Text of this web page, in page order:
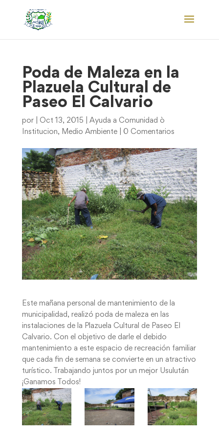
Poda de Maleza en la
Plazuela Cultural de
Paseo El Calvario
por Oct 13, 2015
Ayuda a Comunidad ò
Institucion, Medio Ambiente| 0 Comentarios
Este mañana personal de mantenimiento de la
municipalidad, realizó poda de maleza en las
instalaciones de la Plazuela Cultural de Paseo El
Calvario. Con el objetivo de darle el debido
mantenimiento a este espacio de recreación familiar
que cada fin de semana se convierte en un atractivo
turístico. Trabajando juntos por un mejor Usulután
¡Ganamos Todos!